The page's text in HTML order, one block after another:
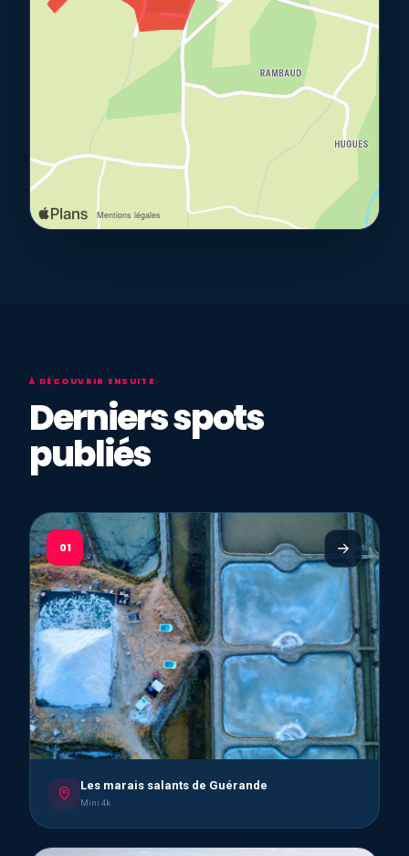
À DÉCOUVRIR ENSUITE
Derniers spots
publiés
01
Les marais salants de Guérande
Mini 4k